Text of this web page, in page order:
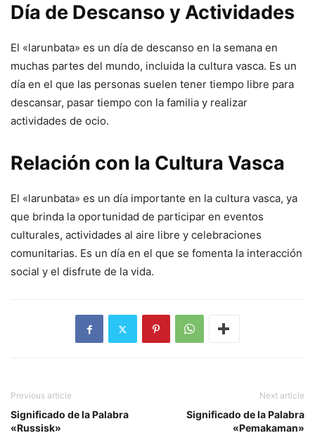
Día de Descanso y Actividades
El «larunbata» es un día de descanso en la semana en
muchas partes del mundo, incluida la cultura vasca. Es un
día en el que las personas suelen tener tiempo libre para
descansar, pasar tiempo con la familia y realizar
actividades de ocio.
Relación con la Cultura Vasca
El «larunbata» es un día importante en la cultura vasca, ya
que brinda la oportunidad de participar en eventos
culturales, actividades al aire libre y celebraciones
comunitarias. Es un día en el que se fomenta la interacción
social y el disfrute de la vida.
Previous article
Significado de la Palabra
«Russisk»
Next article
Significado de la Palabra
«Pemakaman»